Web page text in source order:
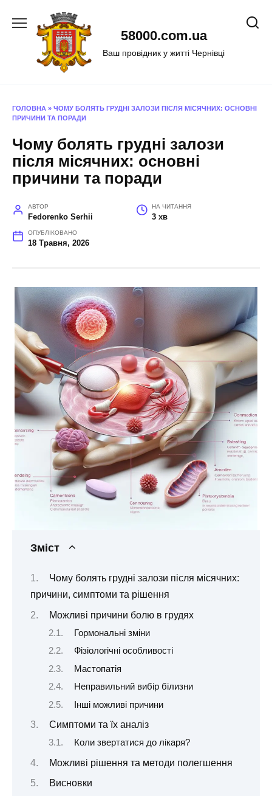
58000.com.ua
Ваш провідник у житті Чернівці
ГОЛОВНА » ЧОМУ БОЛЯТЬ ГРУДНІ ЗАЛОЗИ ПІСЛЯ МІСЯЧНИХ: ОСНОВНІ
ПРИЧИНИ ТА ПОРАДИ
Чому болять грудні залози
після місячних: основні
причини та поради
АВТОР
Fedorenko Serhii
НА ЧИТАННЯ
3 хв
ОПУБЛІКОВАНО
18 Травня, 2026
Зміст
Чому болять грудні залози після місячних:
причини, симптоми та рішення
Можливі причини болю в грудях
Гормональні зміни
Фізіологічні особливості
Мастопатія
Неправильний вибір білизни
Інші можливі причини
Симптоми та їх аналіз
Коли звертатися до лікаря?
Можливі рішення та методи полегшення
Висновки